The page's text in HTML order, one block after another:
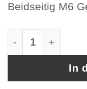
Beidseitig M6
In